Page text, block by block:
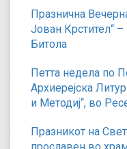
Празнична
Јован Крстител“
Битола
Петта недела по
Архиерејска
и Методиј“, во
Празникот на